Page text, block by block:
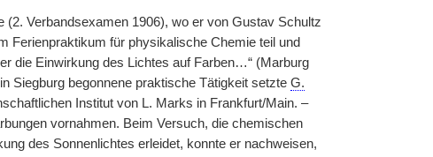
(2. Verbandsexamen 1906), wo er von Gustav Schultz
Ferienpraktikum für physikalische Chemie teil und
die Einwirkung des Lichtes auf Farben…“ (Marburg
in Siegburg begonnene praktische Tätigkeit setzte G.
Institut von L. Marks in Frankfurt/Main. –
vornahmen. Beim Versuch, die chemischen
des Sonnenlichtes erleidet, konnte er nachweisen,